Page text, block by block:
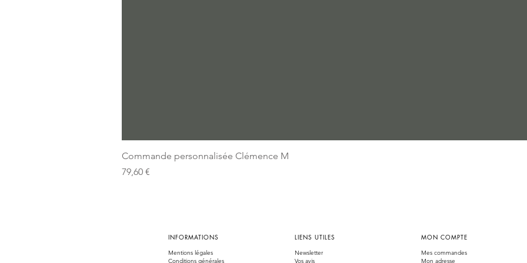
Commande personnalisée Clémence M
Prix
79,60 €
INFORMATIONS
Mentions légales
Conditions générales
LIENS UTILES
Newsletter
Vos avis
MON COMPTE
Mes commandes
Mon adresse